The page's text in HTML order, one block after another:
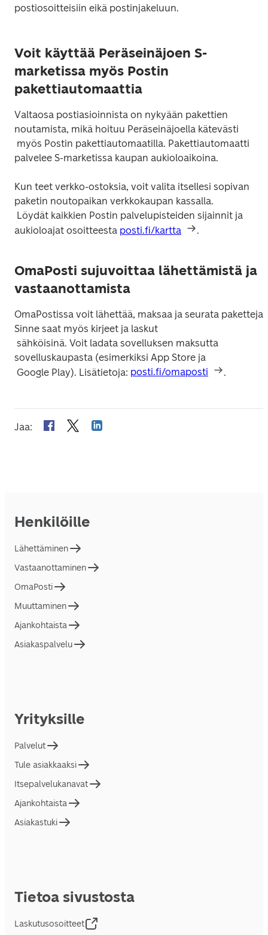
postiosoitteisiin eikä postinjakeluun.
Voit käyttää Peräseinäjoen S-
marketissa myös Postin
pakettiautomaattia
Valtaosa postiasioinnista on nykyään pakettien
noutamista, mikä hoituu Peräseinäjoella kätevästi
Kun teet verkko-ostoksia, voit valita itsellesi sopivan
paketin noutopaikan verkkokaupan kassalla.
aukioloajat osoitteesta posti.fi/kartta
OmaPosti sujuvoittaa lähettämistä ja
vastaanottamista
OmaPostissa voit lähettää, maksaa ja seurata paketteja.
Sinne saat myös kirjeet ja laskut
sovelluskaupasta (esimerkiksi App Store ja
Google Play). Lisätietoja: posti.fi/omaposti .
Jaa:
Henkilöille
Lähettäminen
Vastaanottaminen
OmaPosti
Muuttaminen
Ajankohtaista
Asiakaspalvelu
Yrityksille
Palvelut
Tule asiakkaaksi
Itsepalvelukanavat
Ajankohtaista
Asiakastuki
Tietoa sivustosta
Laskutusosoitteet